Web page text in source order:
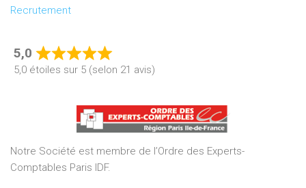
Recrutement
5,0
Rated
5,0
of
5
5,0 étoiles sur 5 (selon 21 avis)
Notre Société est membre de l’Ordre des Experts-
Comptables Paris IDF.